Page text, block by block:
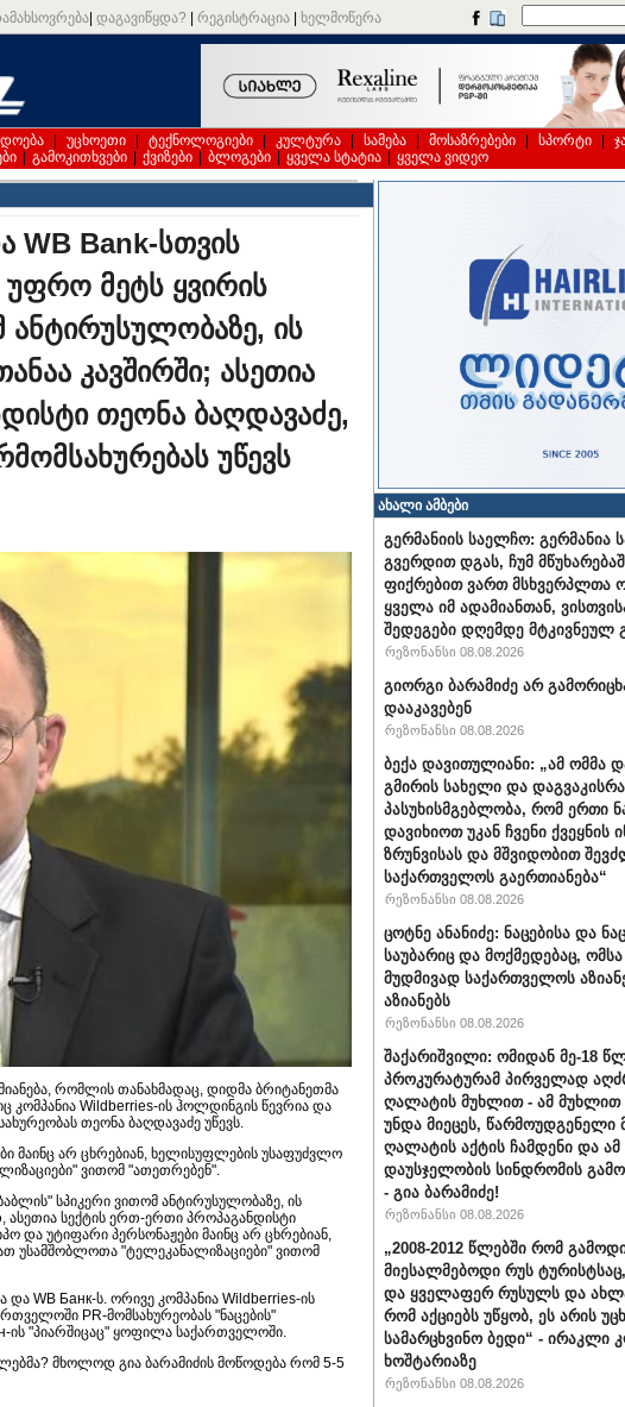
დაგავიწყდა? რეგისტრაცია ხელმოწერა
უცხოეთი ტექნოლოგიები კულტურა სამება მოსაზრებები სპორტი
გამოკითხვები ქვიზები ბლოგები ყველა სტატია ყველა ვიდეო
WB Bank-სთვის
უფრო მეტს ყვირის
ანტირუსულობაზე, ის
კავშირში; ასეთია
თეონა ბაღდავაძე,
უწევს
რომლის თანახმადაც, დიდმა ბრიტანეთმა
კომპანია Wildberries-ის ჰოლდინგის წევრია და
თეონა ბაღდავაძე უწევს.
მაინც არ ცხრებიან, ხელისუფლების უსაფუძვლო
ვითომ "ათეთრებენ".
სპიკერი ვითომ ანტირუსულობაზე, ის
სექტის ერთ-ერთი პროპაგანდისტი
და უტიფარი პერსონაჟები მაინც არ ცხრებიან,
უსამშობლოთა "ტელეკანალიზაციები" ვითომ
WB Банк-ს. ორივე კომპანია Wildberries-ის
PR-მომსახურეობას "ნაცების"
ის "პიარშიცაც" ყოფილა საქართველოში.
მხოლოდ გია ბარამიძის მოწოდება რომ 5-5
ახალი ამბები
გერმანიის საელჩო: გერმანია
გვერდით დგას, ჩუმ
ფიქრებით ვართ მსხვერპლთა
ყველა იმ ადამიანთან,
შედეგები დღემდე მტკივნეულ
რეზონანსი 08.08.2026
გიორგი ბარამიძე არ
დააკავებენ
რეზონანსი 08.08.2026
ბექა დავითულიანი: „ამ ომმა
გმირის სახელი და დაგვაკისრა
პასუხისმგებლობა, რომ ერთი
დავიხიოთ უკან ჩვენი ქვეყნის
ზრუნვისას და მშვიდობით
საქართველოს გაერთიანება“
რეზონანსი 08.08.2026
ცოტნე ანანიძე: ნაცებისა და
საუბარიც და მოქმედებაც,
მუდმივად საქართველოს
აზიანებს
რეზონანსი 08.08.2026
შაქარიშვილი: ომიდან მე-18
პროკურატურამ პირველად
ღალატის მუხლით - ამ მუხლით
უნდა მიეცეს, წარმოუდგენელი
ღალატის აქტის ჩამდენი და
დაუსჯელობის სინდრომის
- გია ბარამიძე!
რეზონანსი 08.08.2026
„2008-2012 წლებში რომ
მიესალმებოდი რუს
და ყველაფერ რუსულს და
რომ აქციებს უწყობ, ეს არის
სამარცხვინო ბედი“ - ირაკლი
ხოშტარიაზე
რეზონანსი 08.08.2026